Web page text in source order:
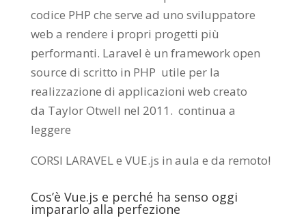
codice PHP che serve ad uno sviluppatore
web a rendere i propri progetti più
performanti. Laravel è un framework open
source di scritto in PHP utile per la
realizzazione di applicazioni web creato
da Taylor Otwell nel 2011. continua a
leggere
CORSI LARAVEL e VUE.js in aula e da remoto!
Cos’è Vue.js e perché ha senso oggi
impararlo alla perfezione